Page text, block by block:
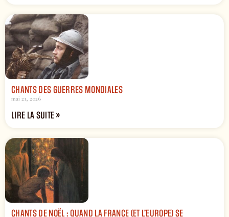
CHANTS DES GUERRES MONDIALES
mai 21, 2026
LIRE LA SUITE »
CHANTS DE NOËL : QUAND LA FRANCE (ET L’EUROPE) SE